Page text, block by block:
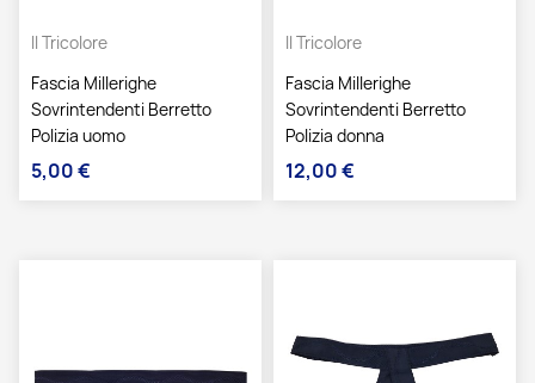
Il Tricolore
Fascia Millerighe
Sovrintendenti Berretto
Polizia uomo
Prezzo
5,00 €
Il Tricolore
Fascia Millerighe
Sovrintendenti Berretto
Polizia donna
Prezzo
12,00 €